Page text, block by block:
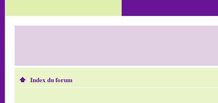
Index du forum